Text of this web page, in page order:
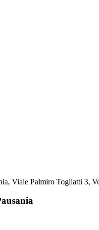
Viale Palmiro Togliatti 3,